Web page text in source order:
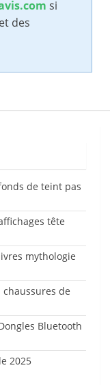
si
des
de teint pas
tête
mythologie
de
Bluetooth
2025